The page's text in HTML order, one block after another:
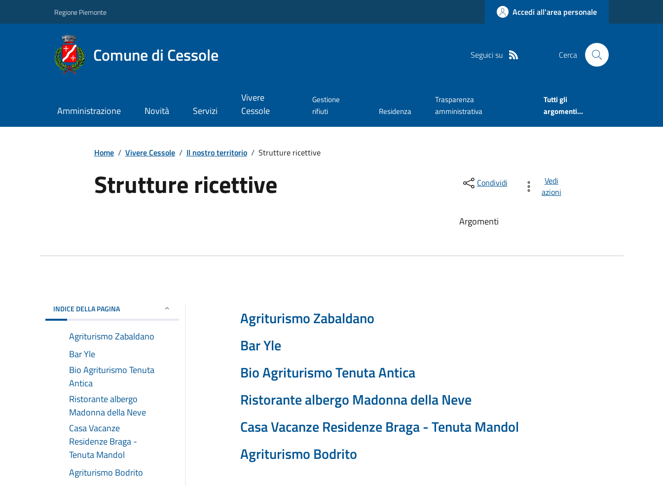
Regione Piemonte Accedi all'area personale
Comune di Cessole Seguici su Cerca
Amministrazione Novità Servizi
Vivere
Cessole
Gestione
rifiuti
Residenza
Trasparenza
amministrativa
Tutti gli
argomenti...
Home / Vivere Cessole / Il nostro territorio / Strutture ricettive
Strutture ricettive Condividi
Vedi
azioni
Argomenti
INDICE DELLA PAGINA
Agriturismo Zabaldano
Bar Yle
Bio Agriturismo Tenuta
Antica
Ristorante albergo
Madonna della Neve
Casa Vacanze
Residenze Braga -
Tenuta Mandol
Agriturismo Bodrito
Agriturismo Zabaldano
Bar Yle
Bio Agriturismo Tenuta Antica
Ristorante albergo Madonna della Neve
Casa Vacanze Residenze Braga - Tenuta Mandol
Agriturismo Bodrito